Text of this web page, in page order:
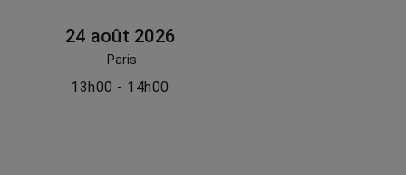
24 août 2026
Paris
13h00 - 14h00